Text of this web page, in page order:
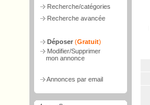
Recherche/catégories
Recherche avancée
Déposer (Gratuit)
Modifier/Supprimer
mon annonce
Annonces par email